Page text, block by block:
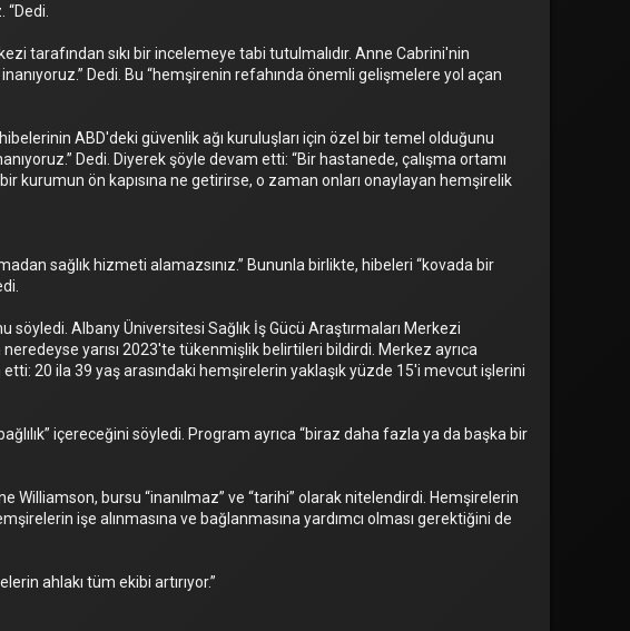
tarafından sıkı bir incelemeye tabi tutulmalıdır. Anne Cabrini'nin
Dedi. Bu “hemşirenin refahında önemli gelişmelere yol açan
ABD'deki güvenlik ağı kuruluşları için özel bir temel olduğunu
Dedi. Diyerek şöyle devam etti: “Bir hastanede, çalışma ortamı
kurumun ön kapısına ne getirirse, o zaman onları onaylayan hemşirelik
sağlık hizmeti alamazsınız.” Bununla birlikte, hibeleri “kovada bir
Albany Üniversitesi Sağlık İş Gücü Araştırmaları Merkezi
yarısı 2023'te tükenmişlik belirtileri bildirdi. Merkez ayrıca
20 ila 39 yaş arasındaki hemşirelerin yaklaşık yüzde 15'i mevcut işlerini
içereceğini söyledi. Program ayrıca “biraz daha fazla ya da başka bir
Williamson, bursu “inanılmaz” ve “tarihi” olarak nitelendirdi. Hemşirelerin
işe alınmasına ve bağlanmasına yardımcı olması gerektiğini de
ahlakı tüm ekibi artırıyor.”